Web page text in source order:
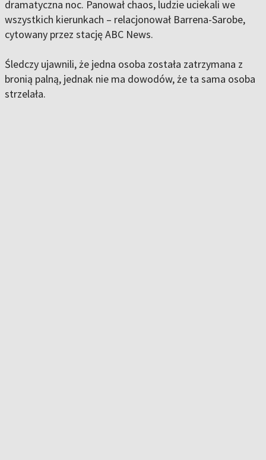
dramatyczna noc. Panował chaos, ludzie uciekali we
wszystkich kierunkach – relacjonował Barrena-Sarobe,
cytowany przez stację ABC News.
Śledczy ujawnili, że jedna osoba została zatrzymana z
bronią palną, jednak nie ma dowodów, że ta sama osoba
strzelała.